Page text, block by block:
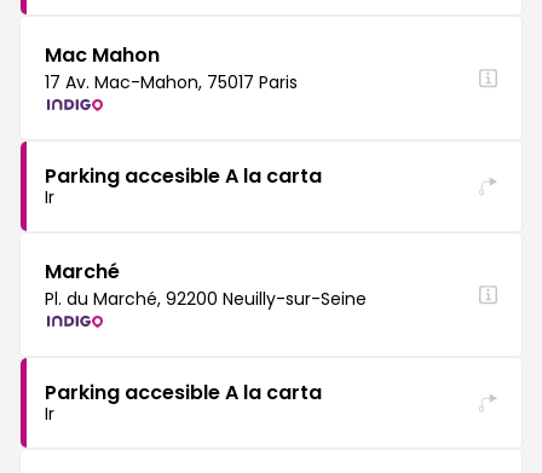
Mac Mahon
17 Av. Mac-Mahon, 75017 Paris
Parking accesible A la carta
Ir
Marché
Pl. du Marché, 92200 Neuilly-sur-Seine
Parking accesible A la carta
Ir